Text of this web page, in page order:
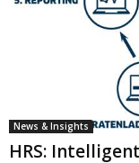
News & Insights
HRS: